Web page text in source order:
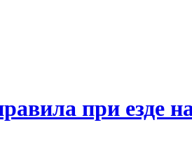
при езде